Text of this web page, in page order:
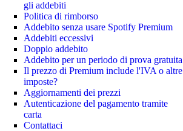
gli addebiti
Politica di rimborso
Addebito senza usare Spotify Premium
Addebiti eccessivi
Doppio addebito
Addebito per un periodo di prova gratuita
Il prezzo di Premium include l'IVA o altre
imposte?
Aggiornamenti dei prezzi
Autenticazione del pagamento tramite
carta
Contattaci